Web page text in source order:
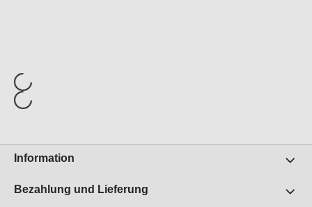
Information
Bezahlung und Lieferung